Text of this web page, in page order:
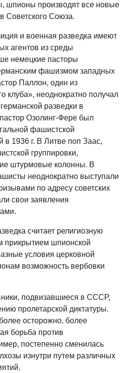
шпионы производят все новые
Советского Союза.
и военная разведка имеют
агентов из среды
немецкие пасторы
фашизмом западных
Паллон, один из
клуба», неоднократно получал
разведки в
Озолинг-Фере был
фашистской
в 1936 г. В Литве поп Заас,
группировки,
штурмовые колонны. В
неоднократно выступали
по адресу советских
свои заявления
считает религиозную
прикрытием шпионской
условия церковной
возможность вербовки
подвизавшиеся в СССР,
пролетарской диктатуры.
осторожно, более
борьба против
постепенно сменилась
изнутри путем различных